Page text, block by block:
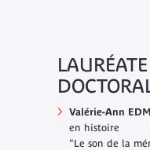
Valérie-Ann
en histoire
"Le son de la